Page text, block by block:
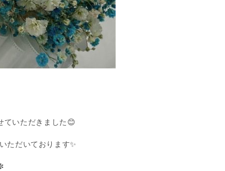
ていただきました😊
ただいております✨